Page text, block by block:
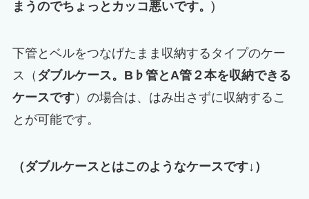
まうのでちょっとカッコ悪いです。 )
下管とベルをつなげたまま収納するタイプのケー
ス（ ダブルケース。B♭管とA管２本を収納できる
ケースです）の場合は、はみ出さずに収納するこ
とが可能です。
（ダブルケースとはこのようなケースです↓）